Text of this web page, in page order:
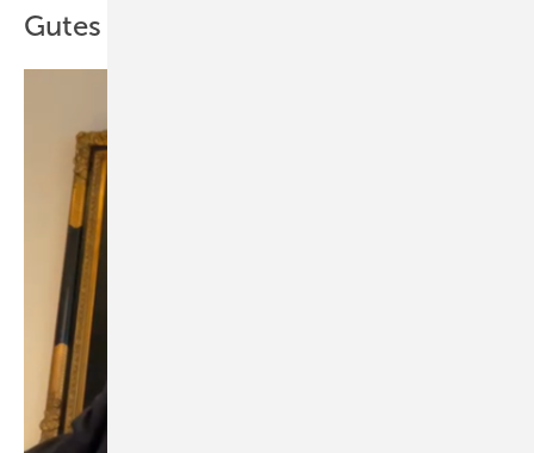
Gutes Vertrauensverhältnis